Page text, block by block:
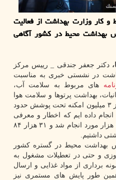
کار وزارت بهداشت از فعالیت
6هزار بازرس بهداشت محیط در کشور آگاهی
دکتر جعفر جندقی _ رییس مرکز
در نشستی خبری به مناسبت
های مربوط به سلامت آب،
بهداشت پرتوها و سلامت هوا
از برنامه های ما است. در بیش از ۳ میلیون امکنه تحت پوشش حدود
۸ میلیون بازرسی در سال ۱۴۰۱ انجام داده ایم که اخطار و معرفی
به مراجع قضایی یک میلیون ۵۰۰ هزار مورد انجام شد و ۳۱ هزار ۸۴
داشتیم.
داد: حدود ۶۰۰۰ بازرس بهداشت محیط در گستره کشور
و حتی در تعطیلات مشغول به
هزار مورد نمونه برداری از مواد غذایی و ارسال
طور پایش های مستمری نیز